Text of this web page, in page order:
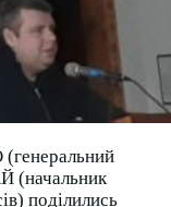
(начальник
поділились